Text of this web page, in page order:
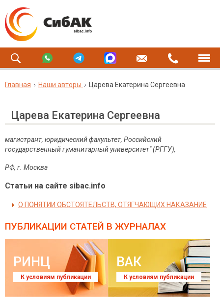
Главная Наши авторы Царева Екатерина Сергеевна
Царева Екатерина Сергеевна
магистрант, юридический факультет, Российский
государственный гуманитарный университет" (РГГУ),
РФ, г. Москва
Статьи на сайте sibac.info
О ПОНЯТИИ ОБСТОЯТЕЛЬСТВ, ОТЯГЧАЮЩИХ НАКАЗАНИЕ
ПУБЛИКАЦИИ СТАТЕЙ В ЖУРНАЛАХ
РИНЦ
К условиям публикации
ВАК
К условиям публикации